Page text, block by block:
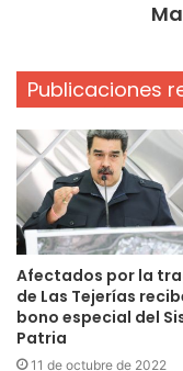
Publicaciones
Afectados por la
de Las Tejerías
bono especial del
Patria
11 de octubre de 2022